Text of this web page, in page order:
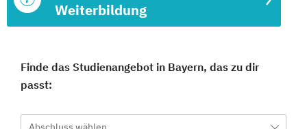
Weiterbildung
Finde das Studienangebot in Bayern, das zu dir
passt: